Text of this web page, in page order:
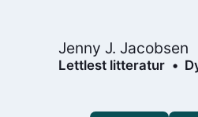
Jenny J. Jacobsen
Lettlest litteratur